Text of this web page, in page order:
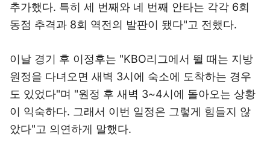
추가했다. 특히 세 번째와 네 번째 안타는 각각 6회
동점 추격과 8회 역전의 발판이 됐다"고 전했다.
이날 경기 후 이정후는 "KBO리그에서 뛸 때는 지방
원정을 다녀오면 새벽 3시에 숙소에 도착하는 경우
도 있었다"며 "원정 후 새벽 3~4시에 돌아오는 상황
이 익숙하다. 그래서 이번 일정은 그렇게 힘들지 않
았다"고 의연하게 말했다.